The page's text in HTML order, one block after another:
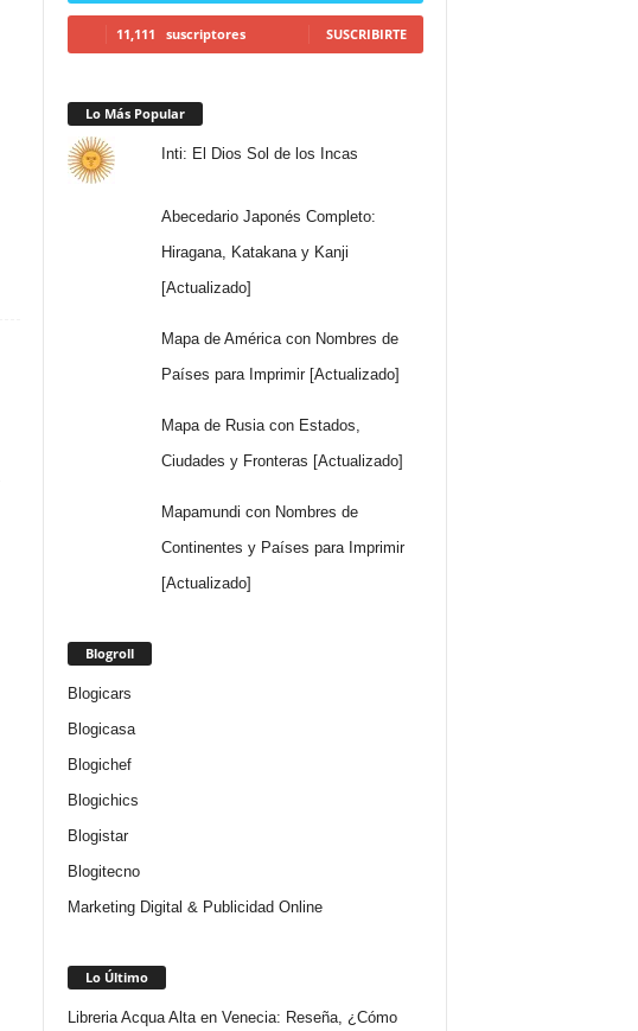
11,111 suscriptores SUSCRIBIRTE
Lo Más Popular
Inti: El Dios Sol de los Incas
Abecedario Japonés Completo:
Hiragana, Katakana y Kanji
[Actualizado]
Mapa de América con Nombres de
Países para Imprimir [Actualizado]
Mapa de Rusia con Estados,
Ciudades y Fronteras [Actualizado]
Mapamundi con Nombres de
Continentes y Países para Imprimir
[Actualizado]
Blogroll
Blogicars
Blogicasa
Blogichef
Blogichics
Blogistar
Blogitecno
Marketing Digital & Publicidad Online
Lo Último
Libreria Acqua Alta en Venecia: Reseña, ¿Cómo